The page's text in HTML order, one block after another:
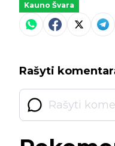
Kauno Švara
Rašyti